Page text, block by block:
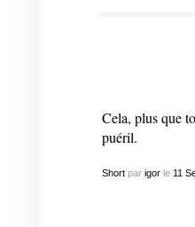
Cela, plus que
puéril.
Shortpar igorle 11